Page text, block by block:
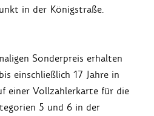
in der Königstraße.
Sonderpreis erhalten
einschließlich 17 Jahre in
einer Vollzahlerkarte für die
5 und 6 in der